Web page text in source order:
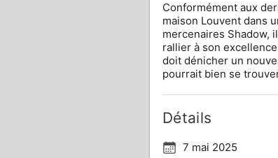
Conformément aux
maison Louvent dans
mercenaires Shadow,
rallier à son
doit dénicher un
pourrait bien se
Détails
7 mai 2025